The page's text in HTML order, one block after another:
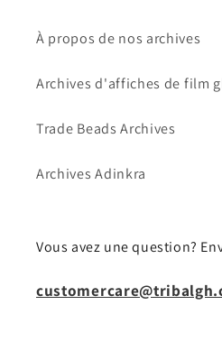
À propos de nos archives
Archives d'affiches de film
Trade Beads Archives
Archives Adinkra
Vous avez une question?